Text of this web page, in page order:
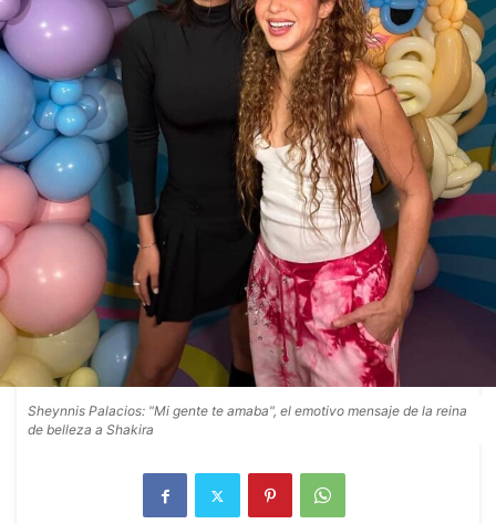
Sheynnis Palacios: "Mi gente te amaba", el emotivo mensaje de la reina
de belleza a Shakira